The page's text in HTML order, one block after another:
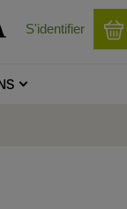
S'identifier